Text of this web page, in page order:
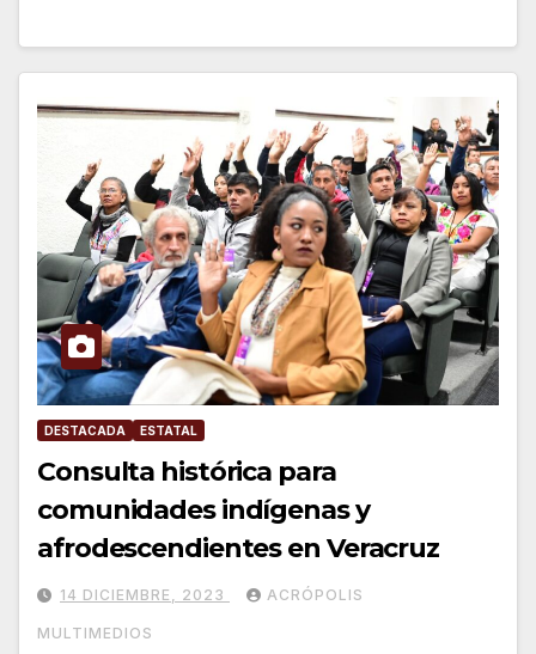
DESTACADA ESTATAL
Consulta histórica para
comunidades indígenas y
afrodescendientes en Veracruz
14 DICIEMBRE, 2023 ACRÓPOLIS
MULTIMEDIOS